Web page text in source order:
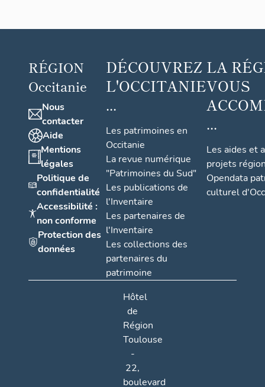
RÉGION
Occitanie
Nous
contacter
Aide
Mentions
légales
Politique de
confidentialité
Accessibilité :
non conforme
Protection des
données
DÉCOUVREZ
L'OCCITANIE
...
Les patrimoines en
Occitanie
La revue numérique
"Patrimoines du Sud"
Les publications de
l'Inventaire
Les partenaires de
l'Inventaire
Les collections des
partenaires du
patrimoine
LA
VOUS
...
Les aides et
projets
Opendata
culturel
Hôtel
de
Région
Toulouse
-
22,
boulevard